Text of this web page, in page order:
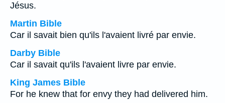
Jésus.
Martin Bible
Car il savait bien qu'ils l'avaient livré par envie.
Darby Bible
Car il savait qu'ils l'avaient livre par envie.
King James Bible
For he knew that for envy they had delivered him.